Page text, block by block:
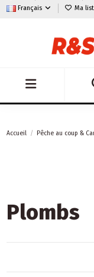
Français
Ma
Accueil Pêche au coup &
Plombs